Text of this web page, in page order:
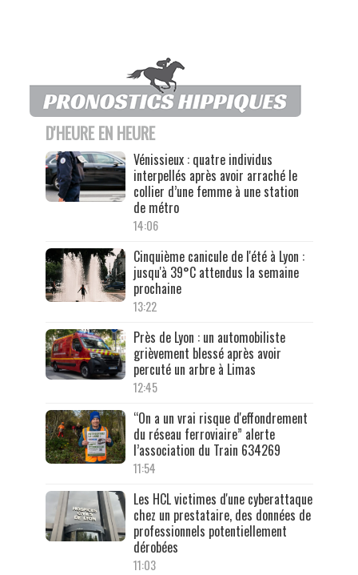
D'HEURE EN HEURE
Vénissieux : quatre individus
interpellés après avoir arraché le
collier d’une femme à une station
de métro
14:06
Cinquième canicule de l'été à Lyon :
jusqu'à 39°C attendus la semaine
prochaine
13:22
Près de Lyon : un automobiliste
grièvement blessé après avoir
percuté un arbre à Limas
12:45
“On a un vrai risque d'effondrement
du réseau ferroviaire” alerte
l’association du Train 634269
11:54
Les HCL victimes d'une cyberattaque
chez un prestataire, des données de
professionnels potentiellement
dérobées
11:03